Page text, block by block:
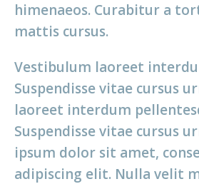
himenaeos. Curabitur a
mattis cursus.
Vestibulum laoreet
Suspendisse vitae cursus
laoreet interdum
Suspendisse vitae cursus
ipsum dolor sit amet,
adipiscing elit. Nulla velit